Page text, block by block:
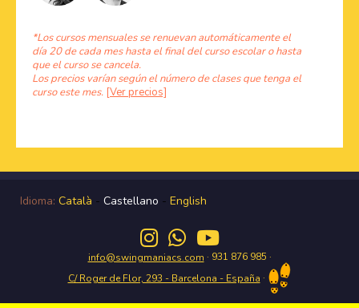
*Los cursos mensuales se renuevan automáticamente el
día 20 de cada mes hasta el final del curso escolar o hasta
que el curso se cancela.
Los precios varían según el número de clases que tenga el
curso este mes. [Ver precios]
Idioma: Català - Castellano - English
info@swingmaniacs.com · 931 876 985 ·
C/ Roger de Flor, 293 - Barcelona - España ·